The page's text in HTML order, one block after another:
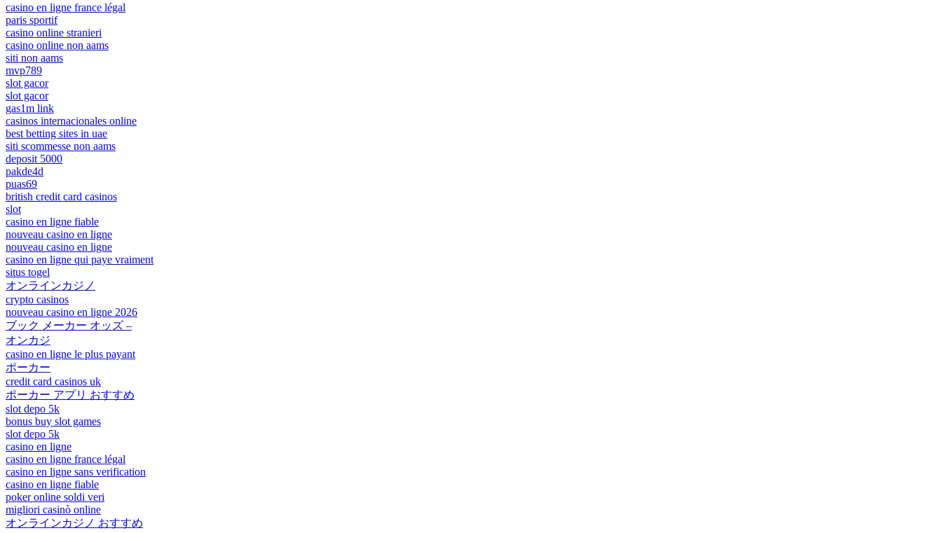
casino en ligne france légal
paris sportif
casino online stranieri
casino online non aams
siti non aams
mvp789
slot gacor
slot gacor
gas1m link
casinos internacionales online
best betting sites in uae
siti scommesse non aams
deposit 5000
pakde4d
puas69
british credit card casinos
slot
casino en ligne fiable
nouveau casino en ligne
nouveau casino en ligne
casino en ligne qui paye vraiment
situs togel
オンラインカジノ
crypto casinos
nouveau casino en ligne 2026
ブック メーカー オッズ –
オンカジ
casino en ligne le plus payant
ポーカー
credit card casinos uk
ポーカー アプリ おすすめ
slot depo 5k
bonus buy slot games
slot depo 5k
casino en ligne
casino en ligne france légal
casino en ligne sans verification
casino en ligne fiable
poker online soldi veri
migliori casinò online
オンラインカジノ おすすめ